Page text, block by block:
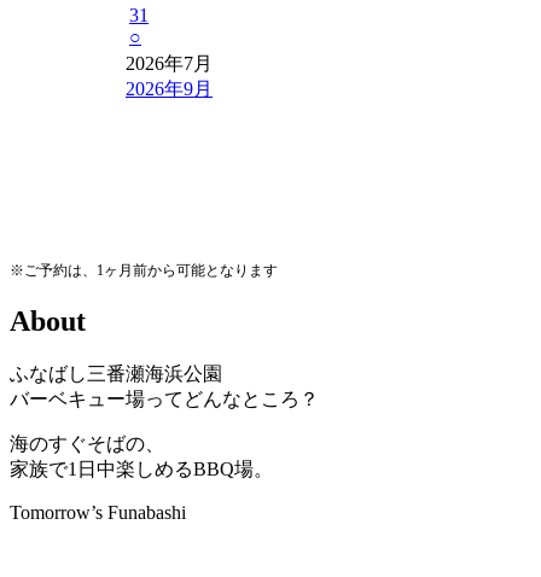
31
○
2026年7月
2026年9月
※ご予約は、1ヶ月前から可能となります
About
ふなばし三番瀬海浜公園
バーベキュー場ってどんなところ？
海のすぐそばの、
家族で1日中楽しめるBBQ場。
Tomorrow’s Funabashi